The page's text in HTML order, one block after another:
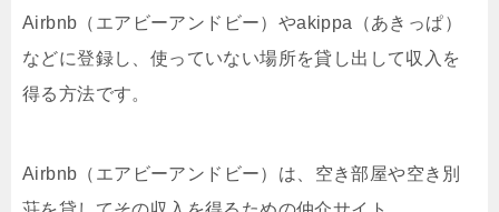
Airbnb （エアビーアンドビー）やakippa（あきっぱ）
などに登録し、使っていない場所を貸し出して収入を
得る方法です。
Airbnb （エアビーアンドビー）は、空き部屋や空き別